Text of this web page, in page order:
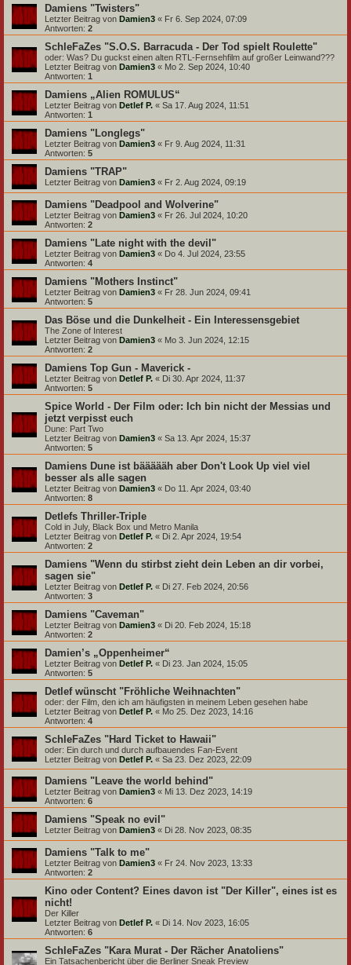
Damiens "Twisters"
Letzter Beitrag von Damien3 « Fr 6. Sep 2024, 07:09
Antworten: 2
SchleFaZes "S.O.S. Barracuda - Der Tod spielt Roulette"
oder: Was? Du guckst einen alten RTL-Fernsehfilm auf großer Leinwand???
Letzter Beitrag von Damien3 « Mo 2. Sep 2024, 10:40
Antworten: 1
Damiens „Alien ROMULUS“
Letzter Beitrag von Detlef P. « Sa 17. Aug 2024, 11:51
Antworten: 1
Damiens "Longlegs"
Letzter Beitrag von Damien3 « Fr 9. Aug 2024, 11:31
Antworten: 5
Damiens "TRAP"
Letzter Beitrag von Damien3 « Fr 2. Aug 2024, 09:19
Damiens "Deadpool and Wolverine"
Letzter Beitrag von Damien3 « Fr 26. Jul 2024, 10:20
Antworten: 2
Damiens "Late night with the devil"
Letzter Beitrag von Damien3 « Do 4. Jul 2024, 23:55
Antworten: 4
Damiens "Mothers Instinct"
Letzter Beitrag von Damien3 « Fr 28. Jun 2024, 09:41
Antworten: 5
Das Böse und die Dunkelheit - Ein Interessensgebiet
The Zone of Interest
Letzter Beitrag von Damien3 « Mo 3. Jun 2024, 12:15
Antworten: 2
Damiens Top Gun - Maverick -
Letzter Beitrag von Detlef P. « Di 30. Apr 2024, 11:37
Antworten: 5
Spice World - Der Film oder: Ich bin nicht der Messias und
jetzt verpisst euch
Dune: Part Two
Letzter Beitrag von Damien3 « Sa 13. Apr 2024, 15:37
Antworten: 5
Damiens Dune ist bäääääh aber Don't Look Up viel viel
besser als alle sagen
Letzter Beitrag von Damien3 « Do 11. Apr 2024, 03:40
Antworten: 8
Detlefs Thriller-Triple
Cold in July, Black Box und Metro Manila
Letzter Beitrag von Detlef P. « Di 2. Apr 2024, 19:54
Antworten: 2
Damiens "Wenn du stirbst zieht dein Leben an dir vorbei,
sagen sie"
Letzter Beitrag von Detlef P. « Di 27. Feb 2024, 20:56
Antworten: 3
Damiens "Caveman"
Letzter Beitrag von Damien3 « Di 20. Feb 2024, 15:18
Antworten: 2
Damien’s „Oppenheimer“
Letzter Beitrag von Detlef P. « Di 23. Jan 2024, 15:05
Antworten: 5
Detlef wünscht "Fröhliche Weihnachten"
oder: der Film, den ich am häufigsten in meinem Leben gesehen habe
Letzter Beitrag von Detlef P. « Mo 25. Dez 2023, 14:16
Antworten: 4
SchleFaZes "Hard Ticket to Hawaii"
oder: Ein durch und durch aufbauendes Fan-Event
Letzter Beitrag von Detlef P. « Sa 23. Dez 2023, 22:09
Damiens "Leave the world behind"
Letzter Beitrag von Damien3 « Mi 13. Dez 2023, 14:19
Antworten: 6
Damiens "Speak no evil"
Letzter Beitrag von Damien3 « Di 28. Nov 2023, 08:35
Damiens "Talk to me"
Letzter Beitrag von Damien3 « Fr 24. Nov 2023, 13:33
Antworten: 2
Kino oder Content? Eines davon ist "Der Killer", eines ist es
nicht!
Der Killer
Letzter Beitrag von Detlef P. « Di 14. Nov 2023, 16:05
Antworten: 6
SchleFaZes "Kara Murat - Der Rächer Anatoliens"
Ein Tatsachenbericht über die Berliner Sneak Preview